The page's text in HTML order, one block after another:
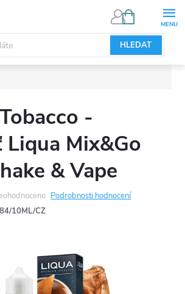
HLEDAT
NÁKUPNÍ
-
Mix&Go
& Vape
Podrobnosti hodnocení
10ML/CZ